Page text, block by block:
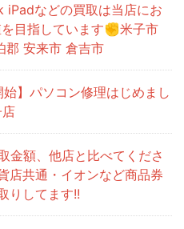
などの買取は当店にお
目指しています✊米子市
郡 安来市 倉吉市
】パソコン修理はじめまし
金額、他店と比べてくださ
店共通・イオンなど商品券
りしてます!!